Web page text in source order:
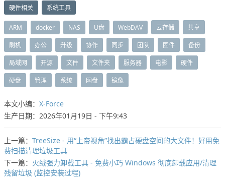
硬件相关 系统工具
ARM docker NAS U盘 WebDAV 云存储 共享
刷机 办公 升级 协作 同步 团队 固件 备份
局域网 开源 文件 文件夹 服务器 电影 硬件
硬盘 管理 系统 网盘 镜像
本文小编： X-Force
生产日期：2026年01月19日 - 下午9:43
上一篇： TreeSize - 用“上帝视角”找出霸占硬盘空间的大文件！好用免
费扫描清理垃圾工具
下一篇： 火绒强力卸载工具 - 免费小巧 Windows 彻底卸载应用/清理
残留垃圾 (监控安装过程)